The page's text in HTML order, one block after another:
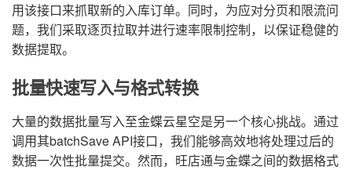
用该接口来抓取新的入库订单。同时，为应对分页和限流问
题，我们采取逐页拉取并进行速率限制控制，以保证稳健的
数据提取。
批量快速写入与格式转换
大量的数据批量写入至金蝶云星空是另一个核心挑战。通过
调用其batchSave API接口，我们能够高效地将处理过后的
数据一次性批量提交。然而，旺店通与金蝶之间的数据格式